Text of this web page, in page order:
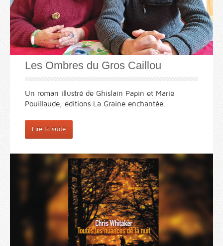
Les Ombres du Gros Caillou
Un roman illustré de Ghislain Papin et Marie
Pouillaude, éditions La Graine enchantée.
Lire la suite